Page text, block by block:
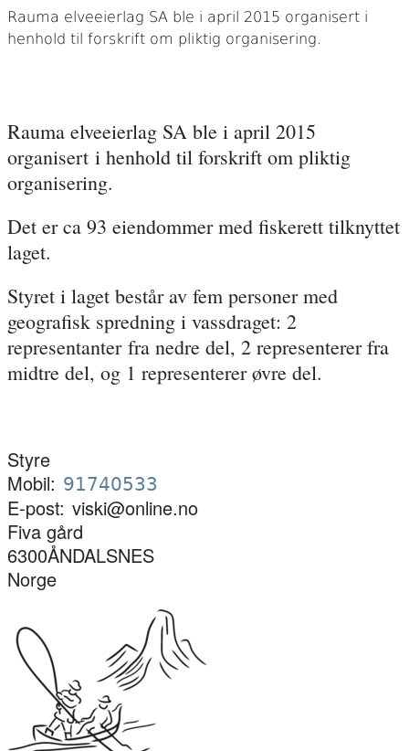
Rauma elveeierlag SA ble i april 2015 organisert i
henhold til forskrift om pliktig organisering.
Rauma elveeierlag SA ble i april 2015
organisert i henhold til forskrift om pliktig
organisering.
Det er ca 93 eiendommer med fiskerett tilknyttet
laget.
Styret i laget består av fem personer med
geografisk spredning i vassdraget: 2
representanter fra nedre del, 2 representerer fra
midtre del, og 1 representerer øvre del.
Styre
Mobil
91740533
E-post viski@online.no
Fiva gård
6300ÅNDALSNES
Norge